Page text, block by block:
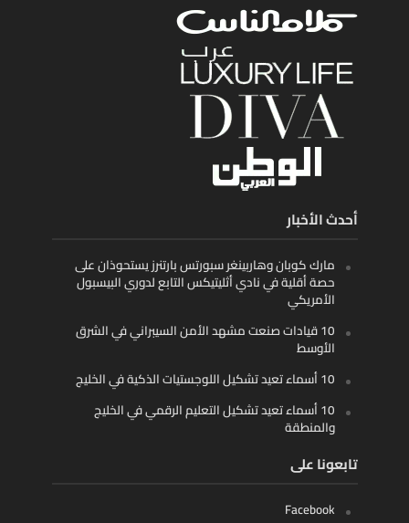
أحدث الأخبار
مارك كوبان وهاربينغر سبورتس بارتنرز يستحوذان على
حصة أقلية في نادي أثليتيكس التابع لدوري البيسبول
الأمريكي
10 قيادات صنعت مشهد الأمن السيبراني في الشرق
الأوسط
10 أسماء تعيد تشكيل اللوجستيات الذكية في الخليج
10 أسماء تعيد تشكيل التعليم الرقمي في الخليج
والمنطقة
تابعونا على
Facebook